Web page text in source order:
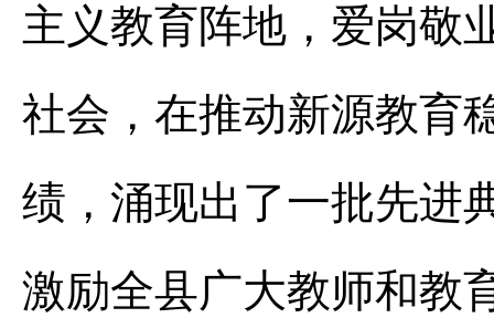
主义教育阵地，爱岗敬
社会，在推动新源教育
绩，涌现出了一批先进
激励全县广大教师和教